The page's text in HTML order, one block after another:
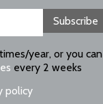
Subscribe
year, or you can
every 2 weeks
policy